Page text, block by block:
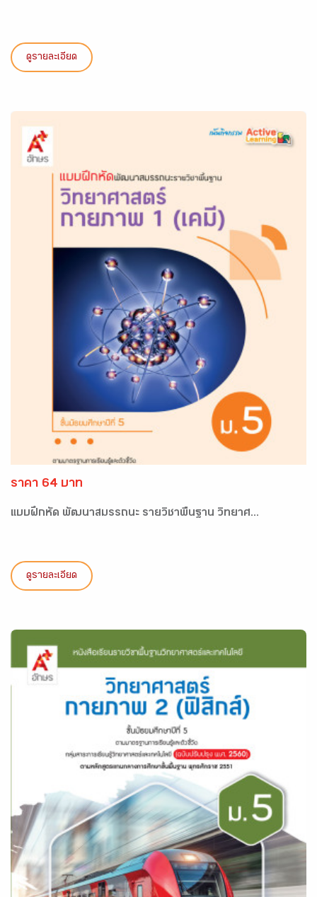
ดูรายละเอียด
ราคา 64 บาท
แบบฝึกหัด พัฒนาสมรรถนะ รายวิชาพื้นฐาน วิทยาศ...
ดูรายละเอียด